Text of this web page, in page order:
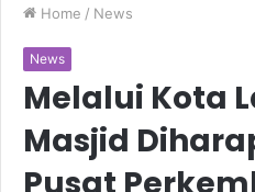
Home / News
News
Melalui Kota
Masjid